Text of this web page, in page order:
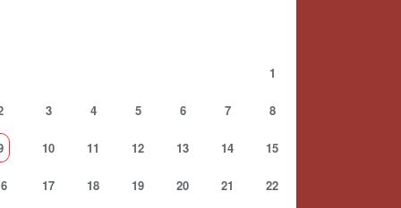
1
3 4 5 6 7 8
10 11 12 13 14 15
17 18 19 20 21 22